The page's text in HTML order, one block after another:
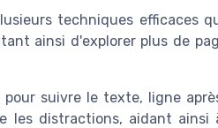
techniques efficaces
ainsi d'explorer plus de
suivre le texte, ligne
les distractions, aidant